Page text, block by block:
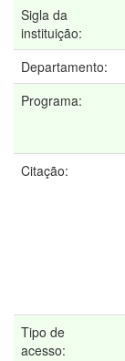
Sigla da
instituição:
Departamento:
Programa:
Citação:
Tipo de
acesso: